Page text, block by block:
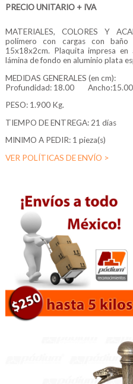
PRECIO UNITARIO + IVA
MATERIALES, COLORES Y
polímero con cargas con
15x18x2cm. Plaquita impresa
lámina de fondo en aluminio plata
MEDIDAS GENERALES (en cm):
Profundidad: 18.00 Ancho:15.00
PESO: 1.900 Kg.
TIEMPO DE ENTREGA: 21 días
MINIMO A PEDIR: 1 pieza(s)
VER POLÍTICAS DE ENVÍO >